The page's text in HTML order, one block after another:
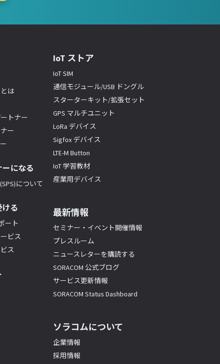
は
トナー
ー
になる
について
る
ート
ビス
ス
IoT ストア
IoT SIM
通信モジュール/USB ドングル
スターターキット/拡張セット
GPS マルチユニット
LoRa デバイス
Sigfox デバイス
LTE-M Button
IoT 学習教材
産業用デバイス
最新情報
セミナー・イベント開催情報
プレスルーム
ニュースレターを購読する
SORACOM 公式ブログ
サービス更新情報
SORACOM Status Dashboard
ソラコムについて
企業情報
採用情報